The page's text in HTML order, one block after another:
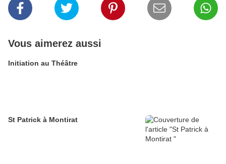
Vous aimerez aussi
Initiation au Théâtre
St Patrick à Montirat